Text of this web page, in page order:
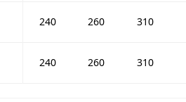
240 260 310
240 260 310